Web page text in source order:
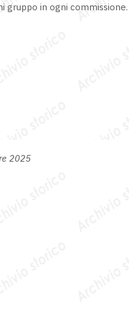
gruppo in ogni commissione.
2025